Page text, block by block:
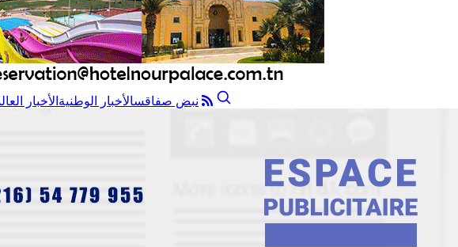
نبض صفاقسالأخبار الوطنية الأخبار